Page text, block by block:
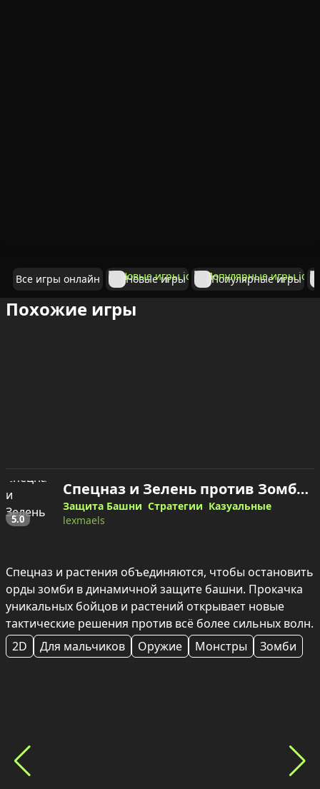
Все игры онлайн Новые игры Популярные игры
Похожие игры
5.0
Спецназ и Зелень против Зомби — играть онлайн
Защита Башни Стратегии Казуальные
lexmaels
Спецназ и растения объединяются, чтобы остановить
орды зомби в динамичной защите башни. Прокачка
уникальных бойцов и растений открывает новые
тактические решения против всё более сильных волн.
2D
Для мальчиков Оружие Монстры Зомби